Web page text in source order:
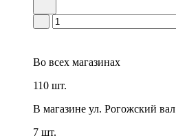
Во всех магазинах
110 шт.
В магазине ул. Рогожский вал
7 шт.